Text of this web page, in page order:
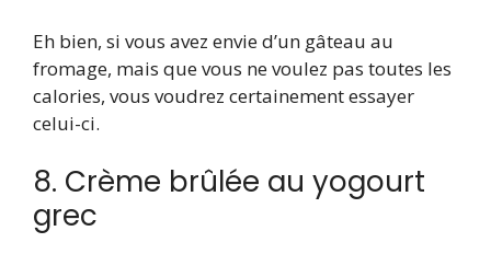
Eh bien, si vous avez envie d’un gâteau au
fromage, mais que vous ne voulez pas toutes les
calories, vous voudrez certainement essayer
celui-ci.
8. Crème brûlée au yogourt
grec